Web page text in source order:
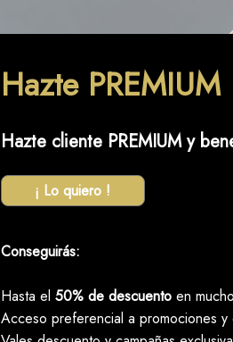
Hazte PREMIUM
Hazte cliente PREMIUM y
¡ Lo quiero !
Conseguirás:
Hasta el 50% de descuentoen
Acceso preferencial a promociones